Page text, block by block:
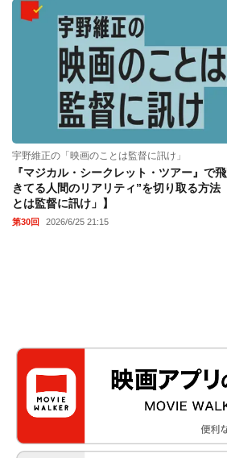
宇野維正の「映画のことは監督に訊け」
『マジカル・シークレット・ツアー』で
きてる人間のリアリティ”を切り取る方法
とは監督に訊け」】
第30回 2026/6/25 21:15